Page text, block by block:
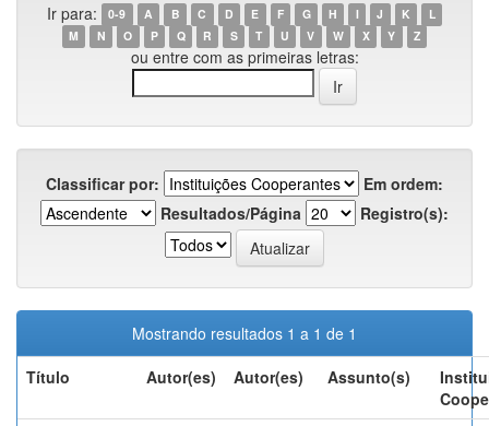
Ir para: 0-9 A B C D E F G H I J K
L
M
N O P Q R S T U V W X Y Z
ou entre com as primeiras letras:
Classificar por:
Em ordem:
Resultados/Página
Registro(s):
Mostrando resultados 1 a 1 de 1
Título
Autor(es) Autor(es) Assunto(s)